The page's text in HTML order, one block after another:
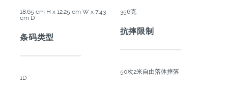
18.65 cm H x 12.25 cm W x 7.43
cm D
条码类型
1D
356克
抗摔限制
50次2米自由落体摔落